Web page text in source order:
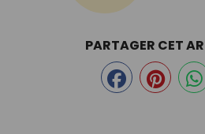
PARTAGER CET